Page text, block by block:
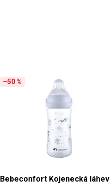
–50 %
Bebeconfort Kojenecká láhev